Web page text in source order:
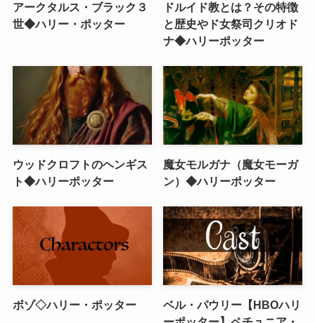
アークタルス・ブラック３
世◆ハリー・ポッター
ドルイド教とは？その特徴
と歴史やド女祭司クリオド
ナ◆ハリーポッター
ウッドクロフトのヘンギス
ト◆ハリーポッター
魔女モルガナ（魔女モーガ
ン）◆ハリーポッター
ボゾ◇ハリー・ポッター
ベル・パウリー【HBOハリ